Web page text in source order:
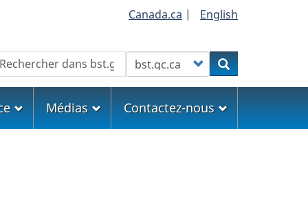
Canada.ca | English
Customize your searchRechercher
Médias Contactez-nous